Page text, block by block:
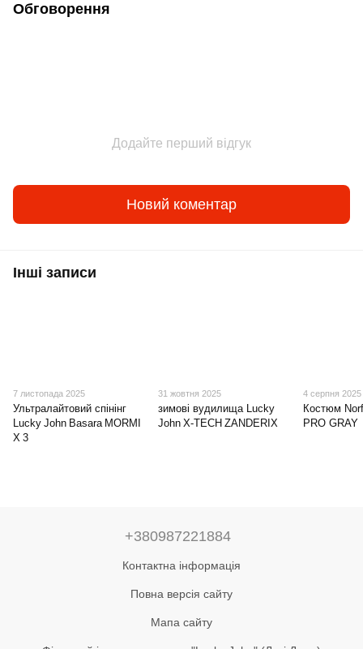
Обговорення
Додайте перший відгук
Новий коментар
Інші записи
7 листопада 2025
Ультралайтовий спінінг
Lucky John Basara MORMI
X 3
31 жовтня 2025
зимові вудилища Lucky
John X‑TECH ZANDERIX
4 серпня 2025
Костюм
PRO GRAY
+380987221884
Контактна інформація
Повна версія сайту
Мапа сайту